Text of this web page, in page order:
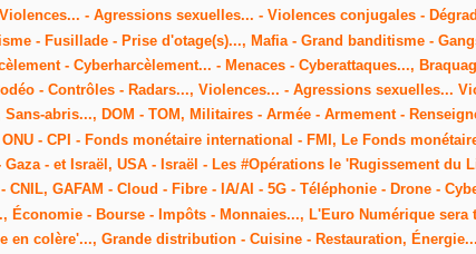
- Agressions sexuelles... - Violences conjugales -
- Fusillade - Prise d'otage(s)..., Mafia - Grand banditisme -
- Cyberharcèlement... - Menaces - Cyberattaques...,
- Contrôles - Radars..., Violences... - Agressions sexuelles...
abris..., DOM - TOM, Militaires - Armée - Armement -
- CPI - Fonds monétaire international - FMI, Le Fonds
- et Israël, USA - Israël - Les #Opérations le 'Rugissement du
GAFAM - Cloud - Fibre - IA/AI - 5G - Téléphonie - Drone -
- Bourse - Impôts - Monnaies..., L'Euro Numérique sera
colère'..., Grande distribution - Cuisine - Restauration,